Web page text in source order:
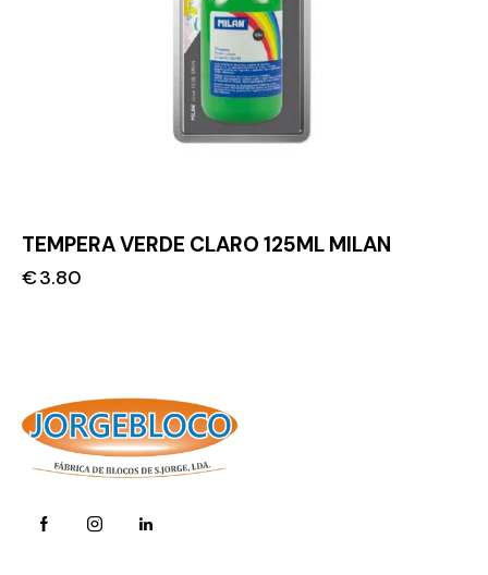
TEMPERA VERDE CLARO 125ML MILAN
€3.80